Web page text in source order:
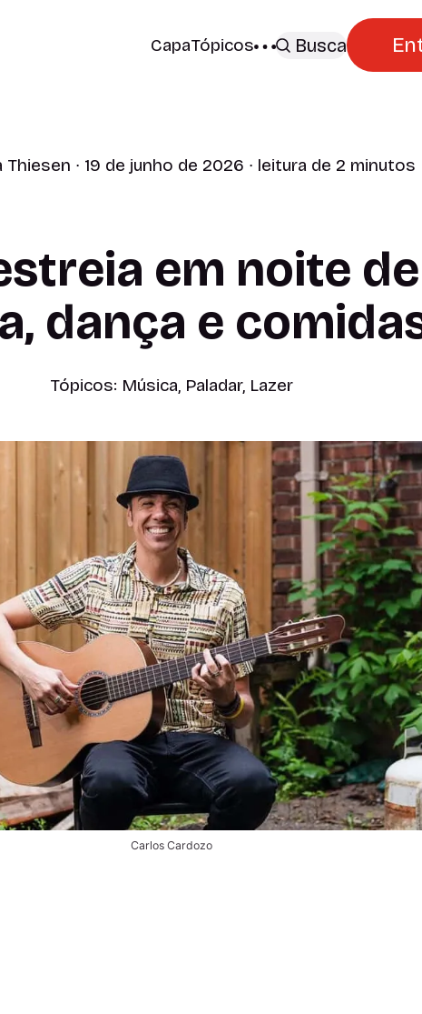
CapaTópicos Busca
Thiesen ∙ 19 de junho de 2026 ∙ leitura de 2 minutos
em noite
dança e
Tópicos: Música, Paladar, Lazer
Carlos Cardozo